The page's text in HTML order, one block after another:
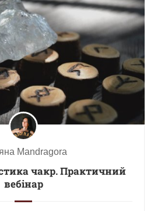
Mandragora
чакр. Практичний
вебінар